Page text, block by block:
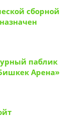
сборной
паблик
Арена»